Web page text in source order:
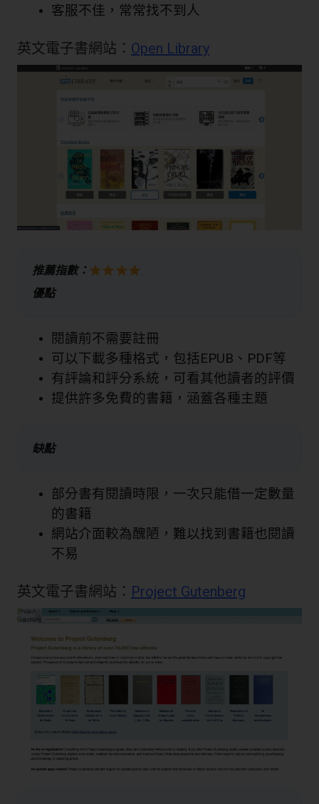
客服不佳，常常找不到人
英文電子書網站： Open Library
推薦指數：
優點
閱讀前不需要註冊
可以下載多種格式，包括EPUB、PDF等
有評論和評分系統，可看其他讀者的評價
提供許多免費的書籍，涵蓋各種主題
缺點
部分書有閱讀時限，一次只能借一定數量
的書籍
網站介面較為醜陋，難以找到書籍也閱讀
不易
英文電子書網站： Project Gutenberg